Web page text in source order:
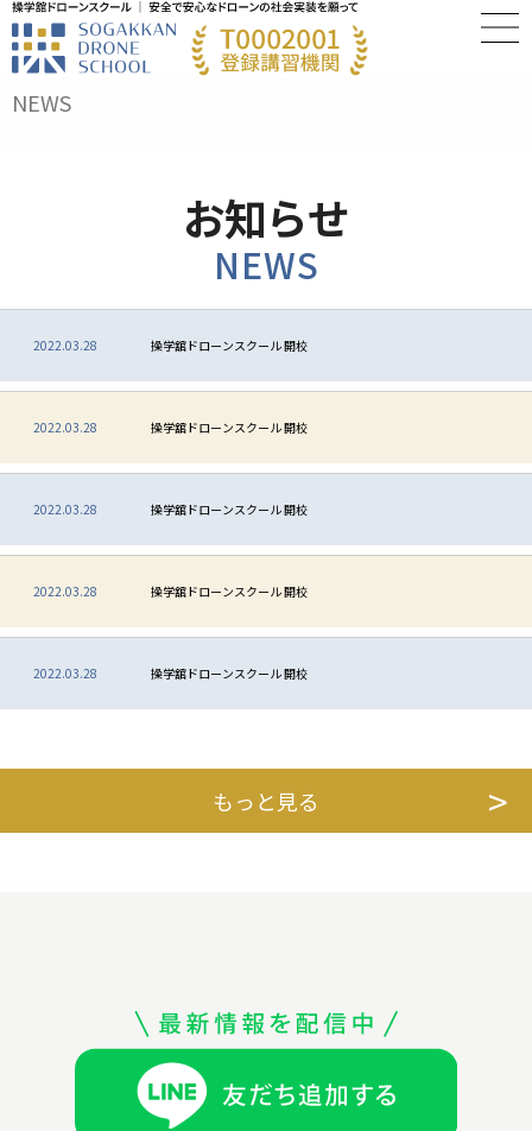
NEWS
お知らせ
NEWS
2022.03.28 操学舘ドローンスクール 開校
2022.03.28 操学舘ドローンスクール 開校
2022.03.28 操学舘ドローンスクール 開校
2022.03.28 操学舘ドローンスクール 開校
2022.03.28 操学舘ドローンスクール 開校
もっと見る